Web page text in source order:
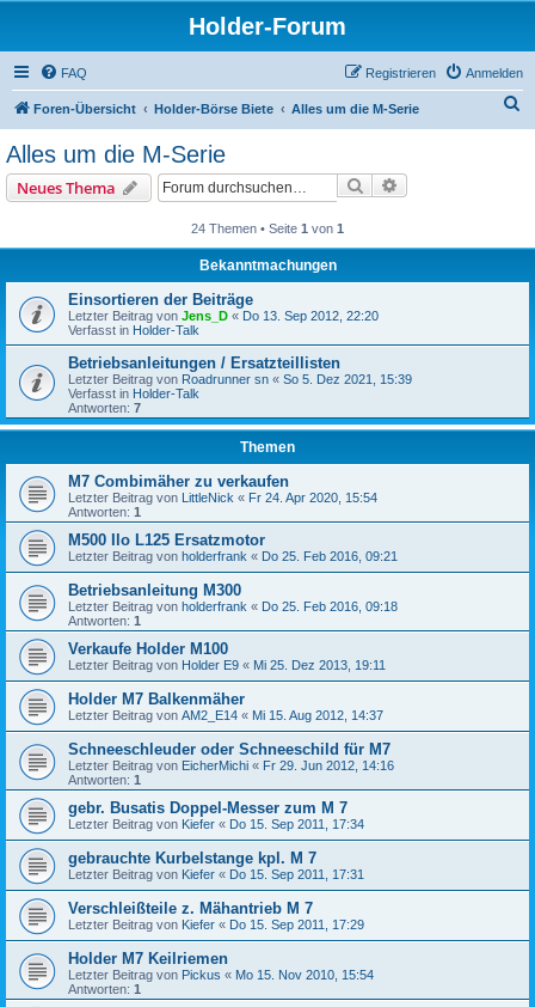
Holder-Forum
FAQ Anmelden
Registrieren
Foren-Übersicht Holder-Börse Biete Alles um die M-Serie
Alles um die M-Serie
Neues Thema Suche
24 Themen • Seite 1 von 1
Bekanntmachungen
Einsortieren der Beiträge
Letzter Beitrag von Jens_D « Do 13. Sep 2012, 22:20
Verfasst in Holder-Talk
Betriebsanleitungen / Ersatzteillisten
Letzter Beitrag von Roadrunner sn « So 5. Dez 2021, 15:39
Verfasst in Holder-Talk
Antworten: 7
Themen
M7 Combimäher zu verkaufen
Letzter Beitrag von LittleNick « Fr 24. Apr 2020, 15:54
Antworten: 1
M500 Ilo L125 Ersatzmotor
Letzter Beitrag von holderfrank « Do 25. Feb 2016, 09:21
Betriebsanleitung M300
Letzter Beitrag von holderfrank « Do 25. Feb 2016, 09:18
Antworten: 1
Verkaufe Holder M100
Letzter Beitrag von Holder E9 « Mi 25. Dez 2013, 19:11
Holder M7 Balkenmäher
Letzter Beitrag von AM2_E14 « Mi 15. Aug 2012, 14:37
Schneeschleuder oder Schneeschild für M7
Letzter Beitrag von EicherMichi « Fr 29. Jun 2012, 14:16
Antworten: 1
gebr. Busatis Doppel-Messer zum M 7
Letzter Beitrag von Kiefer « Do 15. Sep 2011, 17:34
gebrauchte Kurbelstange kpl. M 7
Letzter Beitrag von Kiefer « Do 15. Sep 2011, 17:31
Verschleißteile z. Mähantrieb M 7
Letzter Beitrag von Kiefer « Do 15. Sep 2011, 17:29
Holder M7 Keilriemen
Letzter Beitrag von Pickus « Mo 15. Nov 2010, 15:54
Antworten: 1